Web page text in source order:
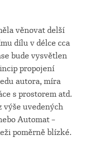
věnovat delší
dílu v délce cca
bude vysvětlen
propojení
autora, míra
s prostorem atd.
výše uvedených
Automat –
poměrně blízké.